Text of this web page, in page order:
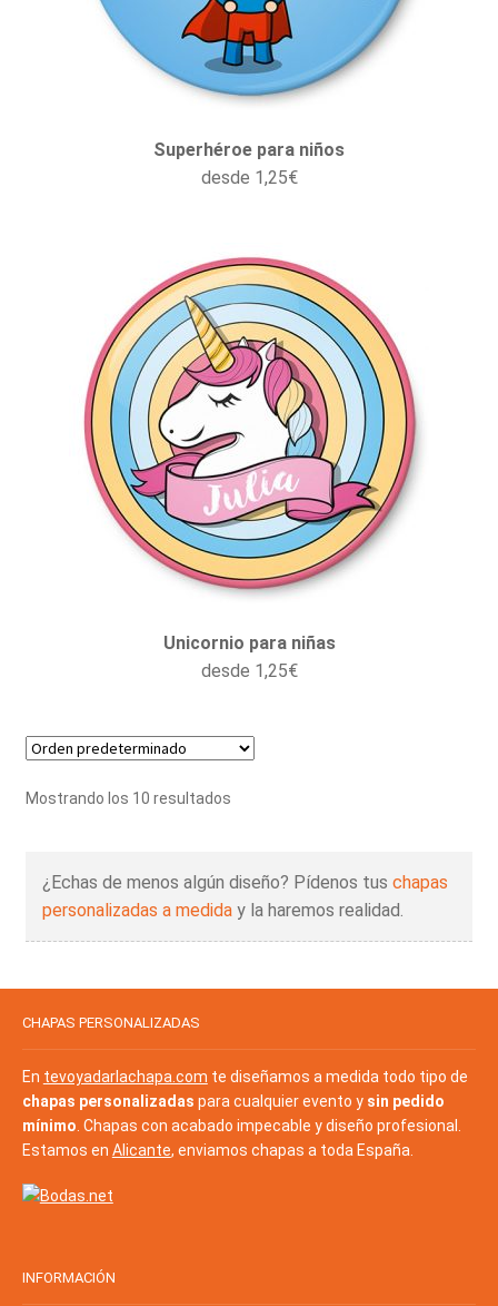
Superhéroe para niños
desde 1,25€
Unicornio para niñas
desde 1,25€
Mostrando los 10 resultados
¿Echas de menos algún diseño? Pídenos tus chapas
personalizadas a mediday la haremos realidad.
CHAPAS PERSONALIZADAS
En tevoyadarlachapa.com te diseñamos a medida todo tipo de
chapas personalizadas para cualquier evento y sin pedido
mínimo . Chapas con acabado impecable y diseño profesional.
Estamos en Alicante, enviamos chapas a toda España.
INFORMACIÓN